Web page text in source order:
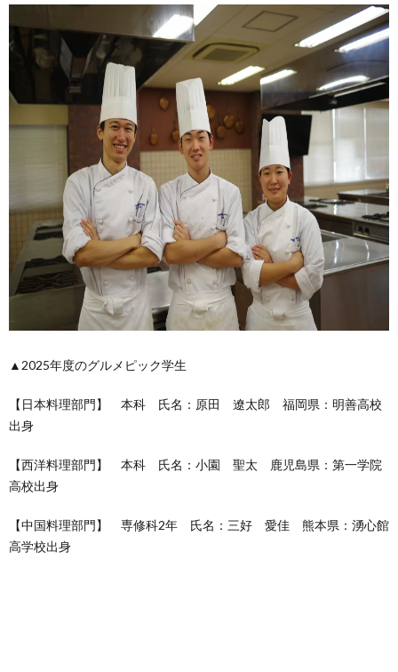
▲2025年度のグルメピック学生
【日本料理部門】 本科 氏名：原田 遼太郎 福岡県：明善高校
出身
【西洋料理部門】 本科 氏名：小園 聖太 鹿児島県：第一学院
高校出身
【中国料理部門】 専修科2年 氏名：三好 愛佳 熊本県：湧心館
高学校出身